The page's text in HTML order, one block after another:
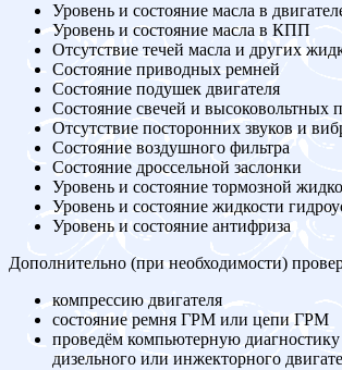
Уровень и состояние масла в
Уровень и состояние масла в КПП
Отсутствие течей масла и других
Состояние приводных ремней
Состояние подушек двигателя
Состояние свечей и высоковольтных
Отсутствие посторонних звуков и
Состояние воздушного фильтра
Состояние дроссельной заслонки
Уровень и состояние тормозной
Уровень и состояние жидкости
Уровень и состояние антифриза
Дополнительно (при необходимости)
компрессию двигателя
состояние ремня ГРМ или цепи ГРМ
проведём компьютерную диагностику
дизельного или инжекторного